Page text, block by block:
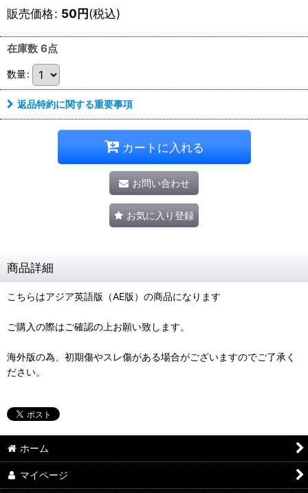
販売価格: 50円(税込)
在庫数 6点
数量:
返品特約に関する重要事項
カートに入れる
お問い合わせ
お気に入り登録
商品詳細
こちらはアジア英語版（AE版）の商品になります
ご購入の際はご確認の上お願い致します。
海外版の為、初期傷やスレ傷がある場合がございますのでご了承く
ださい。
ホーム
マイページ